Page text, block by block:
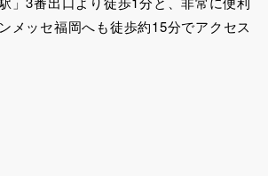
メッセ福岡へも徒歩約15分でアクセス